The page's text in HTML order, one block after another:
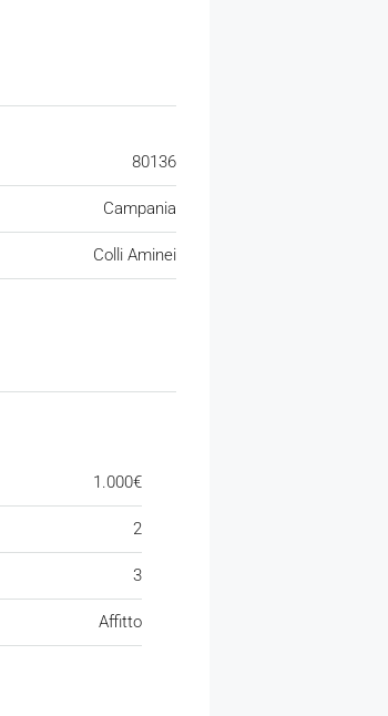
80136
Campania
Colli Aminei
1.000€
2
3
Affitto